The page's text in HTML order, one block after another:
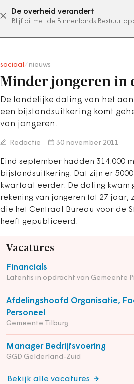
De overheid verandert
Blijf bij met de Binnenlands Bestuur
abonneer nu
sociaal nieuws
Minder jongeren in
De landelijke daling van het
een bijstandsuitkering komt
van jongeren.
Redactie 30 november 2011
Eind september hadden 314.000
bijstandsuitkering. Dat zijn er
kwartaal eerder. De daling kwam
rekening van jongeren tot 27 jaar,
die het Centraal Bureau voor de
heeft gepubliceerd.
Vacatures
Financials
Latentis in opdracht van Gemeente
Afdelingshoofd Organisatie,
Personeel
Gemeente Tilburg
Manager Bedrijfsvoering
GGD Gelderland-Zuid
Bekijk alle vacatures